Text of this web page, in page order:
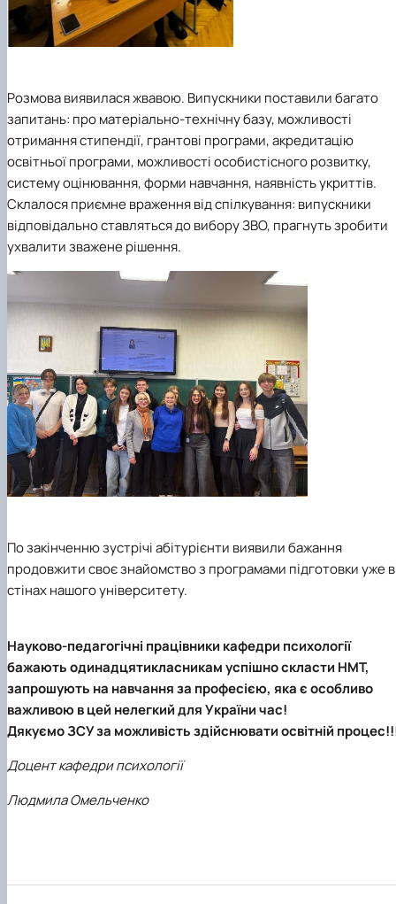
Розмова виявилася жвавою. Випускники поставили багато
запитань: про матеріально-технічну базу, можливості
отримання стипендії, грантові програми, акредитацію
освітньої програми, можливості особистісного розвитку,
систему оцінювання, форми навчання, наявність укриттів.
Склалося приємне враження від спілкування: випускники
відповідально ставляться до вибору ЗВО, прагнуть зробити
ухвалити зважене рішення.
По закінченню зустрічі абітурієнти виявили бажання
продовжити своє знайомство з програмами підготовки уже в
стінах нашого університету.
Науково-педагогічні працівники кафедри психології
бажають одинадцятикласникам успішно скласти НМТ,
запрошують на навчання за професією, яка є особливо
важливою в цей нелегкий для України час!
Дякуємо ЗСУ за можливість здійснювати освітній
Доцент кафедри психології
Людмила Омельченко